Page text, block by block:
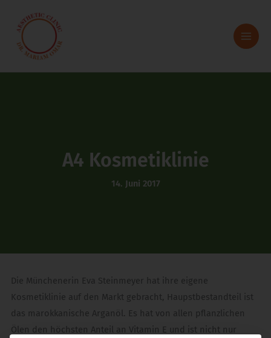
Inhalt
springen
A4 Kosmetiklinie
14. Juni 2017
Die Münchenerin Eva Steinmeyer hat ihre eigene
Kosmetiklinie auf den Markt gebracht, Haupstbestandteil ist
das marokkanische Arganöl. Es hat von allen pflanzlichen
Ölen den höchsten Anteil an Vitamin E und ist nicht nur